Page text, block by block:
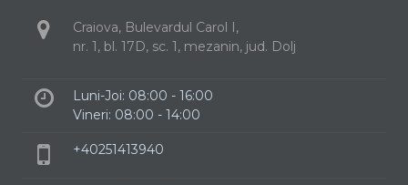
Craiova, Bulevardul Carol I,
nr. 1, bl. 17D, sc. 1, mezanin, jud. Dolj
Luni-Joi: 08:00 - 16:00
Vineri: 08:00 - 14:00
+40251413940